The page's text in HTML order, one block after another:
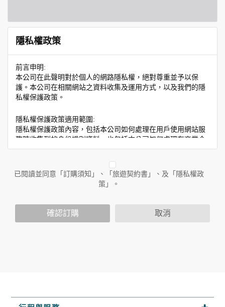
隱私權政策
前言申明:
本公司在此聲明對於個人的網路隱私權，絕對尊重並予以保
護。本公司在相關網站之資料收集及運用方式，以及我們的隱
私權保護政策。
隱私權保護政策適用範圍:
隱私權保護政策內容，包括本公司如何處理在用戶使用網站服
務時收集到的身份識別資料，也包括本公司如何處理在商業合
作與本公司合作時分享的任何身份識別資料。隱私權保護政策
人員。例如您透過本公司旗下網站上的廣告廠商連結，這些置
放連結的廠商也可能蒐集您個人的資料。對於您主動提供的個
人資訊，這些廣告廠商或連結網站有其個別的隱私權保護政
您個人在本網站上的聊天室或討論區中任意公開個人資料的行
於一般瀏覽時，伺服器會自行記錄相關行徑，包括您使用連線
已閱讀並同意「訂購須知」、「旅遊契約書」、及「隱私權政
策」。
確認訂購 取消